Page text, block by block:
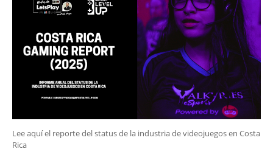
Lee aquí el reporte del status de la industria de videojuegos en Costa
Rica